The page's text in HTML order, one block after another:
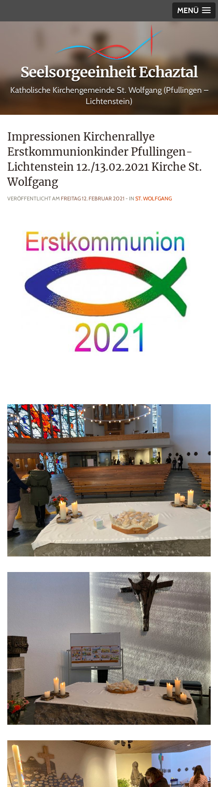
MENÜ
Seelsorgeeinheit Echaztal
Katholische Kirchengemeinde St. Wolfgang (Pfullingen –
Lichtenstein)
Impressionen Kirchenrallye
Erstkommunionkinder Pfullingen-
Lichtenstein 12./13.02.2021 Kirche St.
Wolfgang
VERÖFFENTLICHT AM FREITAG 12. FEBRUAR 2021 - IN ST. WOLFGANG